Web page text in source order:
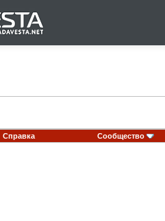
Справка Сообщество